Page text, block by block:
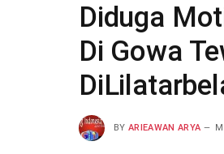
Diduga
Di Gowa
BY ARIEAWAN ARYA